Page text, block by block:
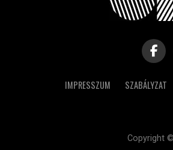
IMPRESSZUM SZABÁLYZAT
Copyright